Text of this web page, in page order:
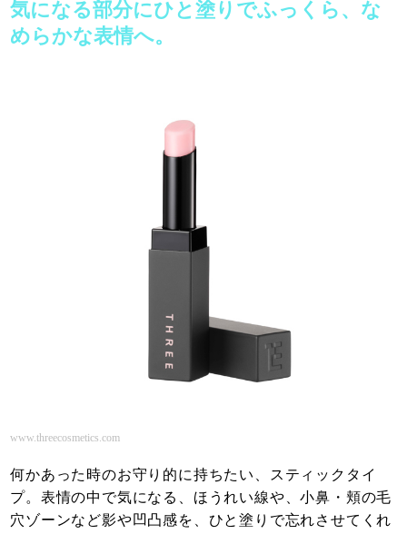
気になる部分にひと塗りでふっくら、な
めらかな表情へ。
www.threecosmetics.com
何かあった時のお守り的に持ちたい、スティックタイ
プ。表情の中で気になる、ほうれい線や、小鼻・頬の毛
穴ゾーンなど影や凹凸感を、ひと塗りで忘れさせてくれ